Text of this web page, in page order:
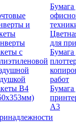
и
с
В4
Бумага
для
Бумага
работ
Бумага
А3